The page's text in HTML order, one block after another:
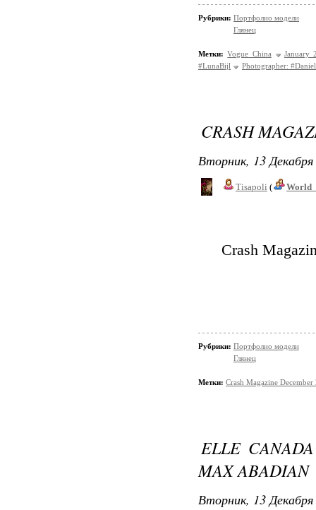
Рубрики: Портфолио модели
Глянец
Метки: Vogue China
January
#LunaBijl
Photographer:
CRASH
Вторник, 13
Tisapoli (
Crash
Рубрики: Портфолио модели
Глянец
Метки: Crash Magazine December
ELLE
MAX ABADIAN
Вторник, 13